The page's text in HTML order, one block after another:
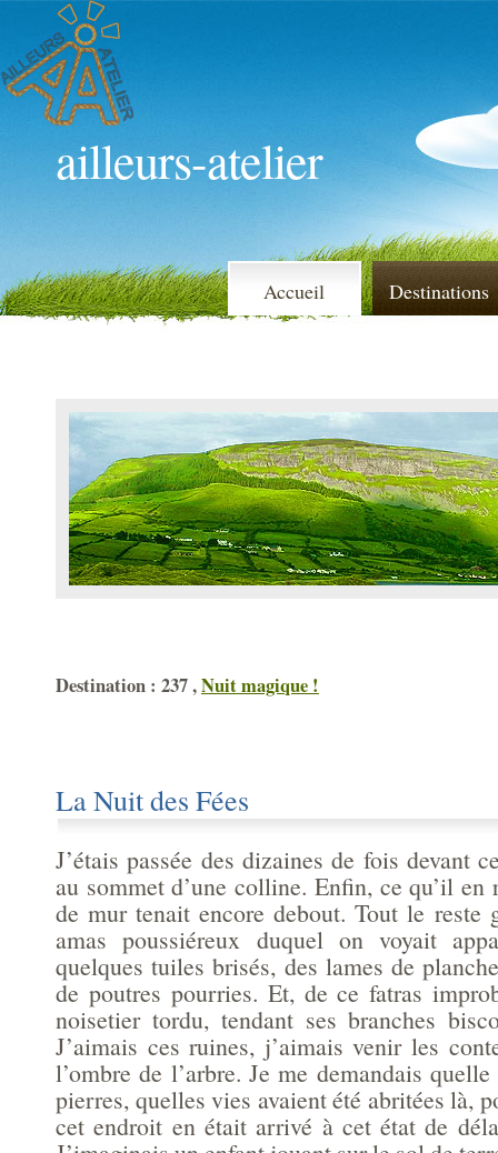
ailleurs-atelier
Accueil Destinations
Destination : 237 ,Nuit magique !
La Nuit des Fées
J’étais passée des dizaines de fois devant
au sommet d’une colline. Enfin, ce qu’il
de mur tenait encore debout. Tout le reste
amas poussiéreux duquel on voyait
quelques tuiles brisés, des lames de
de poutres pourries. Et, de ce fatras
noisetier tordu, tendant ses branches
J’aimais ces ruines, j’aimais venir les
l’ombre de l’arbre. Je me demandais
pierres, quelles vies avaient été abritées là,
cet endroit en était arrivé à cet état de